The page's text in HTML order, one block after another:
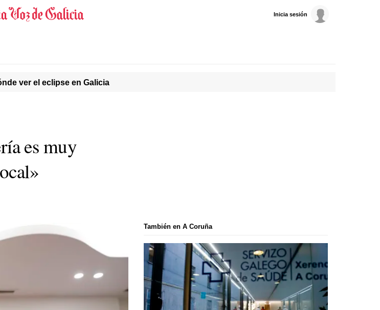
Inicia sesión
ver el eclipse en Galicia
es muy
También en A Coruña